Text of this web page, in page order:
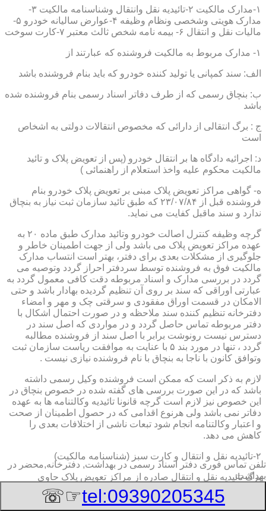
۱-مدارک مالکیت ۲-تائیدیه نقل وانتقال وشناسنامه مالکیت ۳-
مدارک هویتی وشخصی ونظام وظیفه ۴-عوارض سالیانه خودرو ۵-
مالیات نقل و انتقال ۶- بیمه نامه شخص ثالث معتبر ۷-کارت سوخت
۱- مدارک مربوط به مالکیت فروشنده که عبارتند از
الف: سند کمپانی یا تولید کننده خودرو که باید بنام فروشنده باشد
ب: بنچاق رسمی که از طرف دفاتر اسناد رسمی بنام فروشنده شده
باشد
ج : برگ انتقالی از دارائی که مخصوص انتقالات دولتی به اشخاص
است
د: اجرائیه دادگاه ها بر انتقال خودرو (پس از تعویض پلاک و تائید
مالکیت محکوم علیه واخذ استعلام از راهنمائی )
ه- گواهی مراکز تعویض پلاک مبنی بر تعویض پلاک خودرو بنام
فروشنده قبل از ۲۳/۰۷/۸۴ که طبق تائید سازمان ثبت نیاز به بنچاق
ندارد و سند ماقبل کفایت می نماید.
گرچه وظیفه کنترل اصالت خودرو وتائید مدارک طبق ماده ۲۰ به
عهده مراکز تعویض پلاک می باشد ولی از جهت اطمینان خاطر و
جلوگیری از مشکلات بعدی برای دفتر، بهتر است انتساب مدارک
مالکیت فوق به فروشنده توسط سردفتر احراز گردد وتوصیه می
گردد در بررسی مدارک و اسناد مربوطه دقت کافی معمول گردد به
عبارتی اوراقی که سند بر روی آن تنظیم گردیده بهادار باشد و حتی
الامکان در قسمت اوراق مفقودی و سرقتی چک و مهر و امضاء
دفترخانه تنظیم کننده سند ملاحظه و در صورت احتمال اشکال با
دفتر مربوطه تماس حاصل گردد و در مواردی که اصل سند در
دسترس نیست رونوشت برابر با اصل سند از فروشنده مطالبه
گردد ، تنها در مورد بند ۵ با عنایت به موافقت ریاست سازمان ثبت
وتوافق کانون با ناجا به بنچاق با نام فروشنده نیازی نیست .
لازم به ذکر است که ممکن است فروشنده وکیل رسمی داشته
باشد که در این صورت بررسی های گفته شده در خصوص بنچاق در
این خصوص نیز لازم است گرچه قانونا تائیدیه وکالتنامه ها به عهده
دفاتر نمی باشد ولی هرنوع اقدامی که در حصول اطمینان از صحت
و اعتبار وکالتنامه انجام شود تبعات ناشی از اختلافات بعدی را
کاهش می دهد.
۲-تائیدیه نقل و انتقال و کارت سبز (شناسنامه مالکیت)
برگ تائیدیه نقل و انتقال صادره از مراکز تعویض پلاک حاوی
مشخصات کامل خودرو اعم از نوع ، سیستم ، مدل ، رنگ ، شماره
تلفن تماس فوری دفتر اسناد رسمی در بهداشت, دفترخانه,محضر در
بهداشت
tel:09390205345
☞☏